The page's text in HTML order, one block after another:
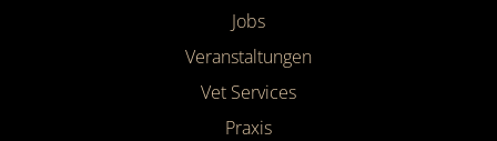
Jobs
Veranstaltungen
Vet Services
Praxis